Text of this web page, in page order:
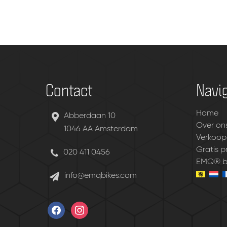
Contact
Abberdaan 10
1046 AA Amsterdam
020 411 0456
info@emqbikes.com
facebookinstagram
Home
Over
Gratis
EMQ®